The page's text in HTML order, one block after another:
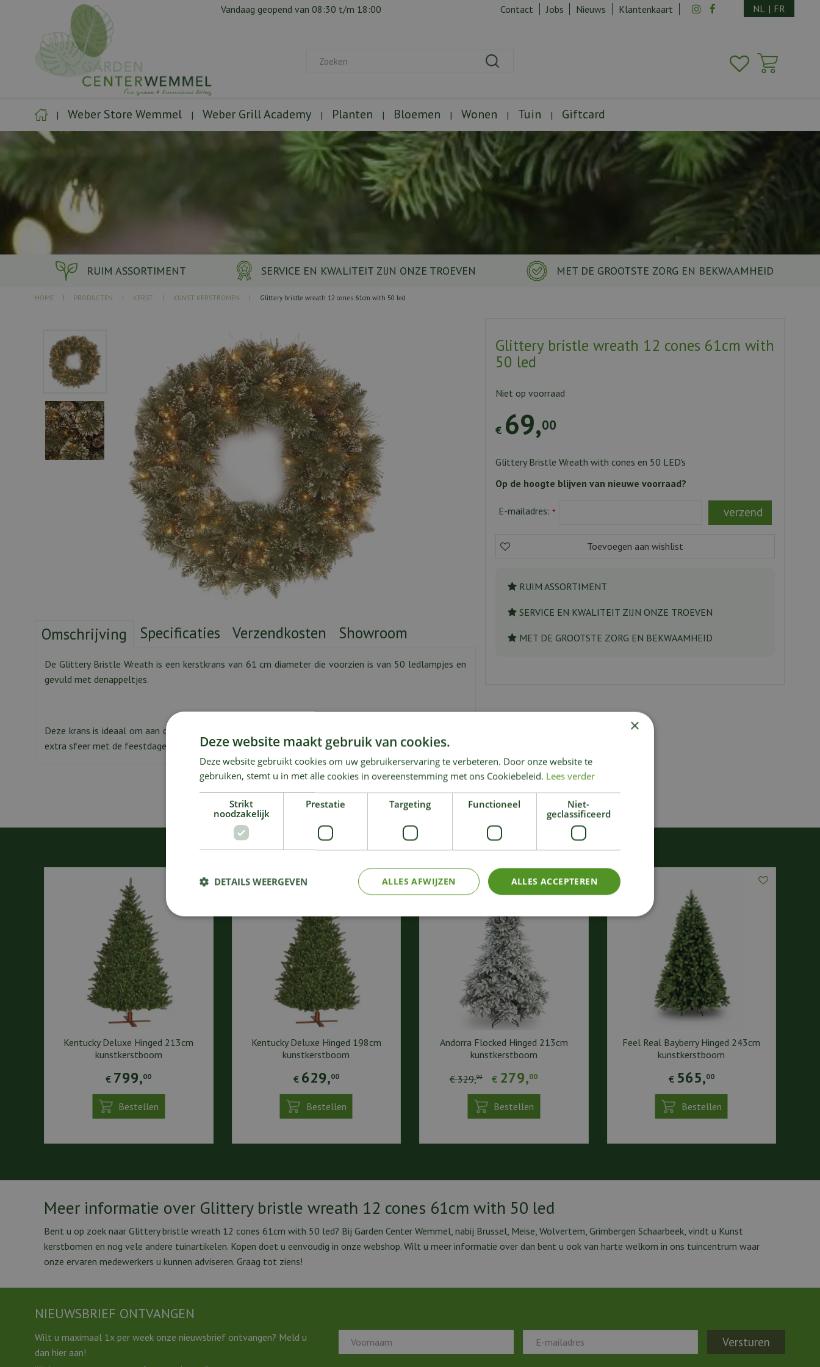
RUIM ASSORTIMENT SERVICE EN KWALITEIT ZIJN ONZE TROEVEN MET DE GROOTSTE ZORG EN BEKWAAMHEID
HOME PRODUCTEN KERST KUNST KERSTBOMEN Glittery bristle wreath 12 cones 61cm with 50 led
Vandaag geopend van 08:30 t/m 18:00 Contact Jobs Nieuws Klantenkaart NL | FR
Weber Store Wemmel Weber Grill Academy Planten Bloemen Wonen Tuin Giftcard
Glittery bristle wreath 12 cones 61cm with
50 led
€ 69,00
Niet op voorraad
Glittery Bristle Wreath with cones en 50 LED's
Op de hoogte blijven van nieuwe voorraad?
E-mailadres: *
RUIM ASSORTIMENT
SERVICE EN KWALITEIT ZIJN ONZE TROEVEN
MET DE GROOTSTE ZORG EN BEKWAAMHEID
Omschrijving Specificaties Verzendkosten Showroom
De Glittery Bristle Wreath is een kerstkrans van 61 cm diameter die voorzien is van 50 ledlampjes en
gevuld met denappeltjes.
Deze krans is ideaal om aan de voordeur te hangen. Door de ingebouwde ledlampjes geeft deze krans
extra sfeer met de feestdagen.
KIJK OOK EENS NAAR:
Kentucky Deluxe Hinged 213cm
kunstkerstboom
€ 799,00
Bestellen
Kentucky Deluxe Hinged 198cm
kunstkerstboom
€ 629,00
Bestellen
Andorra Flocked Hinged 213cm
kunstkerstboom
€ 329,00 € 279,00
Bestellen
Feel Real Bayberry Hinged 243cm
kunstkerstboom
€ 565,00
Bestellen
Meer informatie over Glittery bristle wreath 12 cones 61cm with 50 led
Bent u op zoek naar Glittery bristle wreath 12 cones 61cm with 50 led? Bij Garden Center Wemmel, nabij Brussel, Meise, Wolvertem, Grimbergen Schaarbeek, vindt u Kunst
kerstbomen en nog vele andere tuinartikelen. Kopen doet u eenvoudig in onze webshop. Wilt u meer informatie over dan bent u ook van harte welkom in ons tuincentrum waar
onze ervaren medewerkers u kunnen adviseren. Graag tot ziens!
NIEUWSBRIEF ONTVANGEN
Wilt u maximaal 1x per week onze nieuwsbrief ontvangen? Meld u
dan hier aan!
×
Deze website maakt gebruik van cookies.
Deze website gebruikt cookies om uw gebruikerservaring te verbeteren. Door onze website te
gebruiken, stemt u in met alle cookies in overeenstemming met ons Cookiebeleid. Lees verder
Strikt
noodzakelijk
Prestatie Targeting Functioneel
Niet-
geclassificeerd
ALLES ACCEPTEREN
ALLES AFWIJZEN
DETAILS WEERGEVEN